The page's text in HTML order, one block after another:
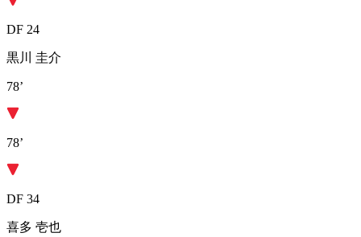
DF 24
黒川 圭介
78’
78’
DF 34
喜多 壱也